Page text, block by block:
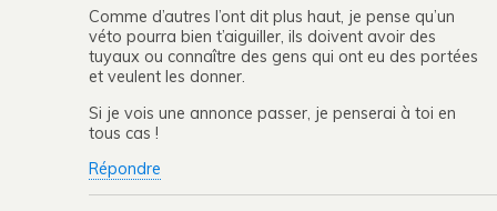
Comme d’autres l’ont dit plus haut, je pense qu’un
véto pourra bien t’aiguiller, ils doivent avoir des
tuyaux ou connaître des gens qui ont eu des portées
et veulent les donner.
Si je vois une annonce passer, je penserai à toi en
tous cas !
Répondre